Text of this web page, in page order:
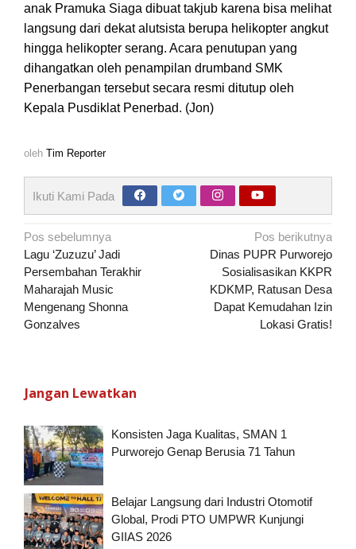
anak Pramuka Siaga dibuat takjub karena bisa melihat
langsung dari dekat alutsista berupa helikopter angkut
hingga helikopter serang. Acara penutupan yang
dihangatkan oleh penampilan drumband SMK
Penerbangan tersebut secara resmi ditutup oleh
Kepala Pusdiklat Penerbad. (Jon)
oleh Tim Reporter
Ikuti Kami Pada
Navigasi
pos
Pos sebelumnya
Lagu ‘Zuzuzu’ Jadi
Persembahan Terakhir
Maharajah Music
Mengenang Shonna
Gonzalves
Pos berikutnya
Dinas PUPR Purworejo
Sosialisasikan KKPR
KDKMP, Ratusan Desa
Dapat Kemudahan Izin
Lokasi Gratis!
Jangan Lewatkan
Konsisten Jaga Kualitas, SMAN 1
Purworejo Genap Berusia 71 Tahun
Belajar Langsung dari Industri Otomotif
Global, Prodi PTO UMPWR Kunjungi
GIIAS 2026